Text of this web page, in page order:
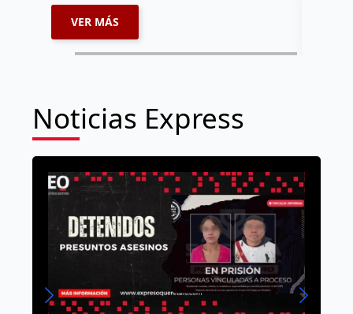
VER MÁS
Noticias Express